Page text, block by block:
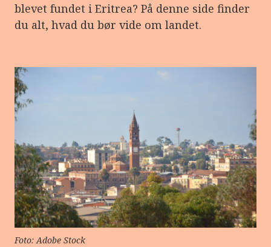
blevet fundet i Eritrea? På denne side finder
du alt, hvad du bør vide om landet.
Foto: Adobe Stock